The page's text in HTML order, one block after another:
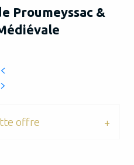
Proumeyssac &
offre